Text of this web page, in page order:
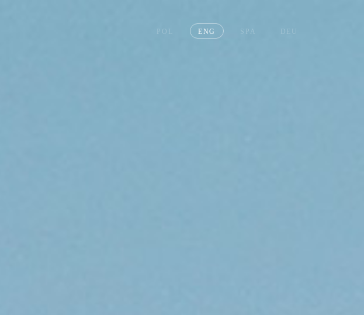
POL ENG SPA DEU